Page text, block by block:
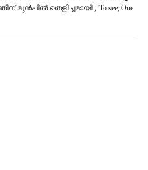
മുൻപിൽ തെളിച്ചമായി , 'To see, One